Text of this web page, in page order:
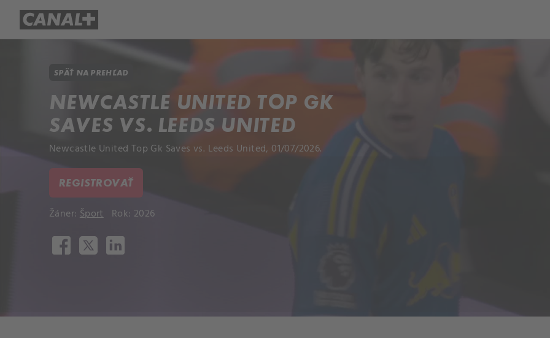
SPÄŤ NA PREHĽAD
NEWCASTLE UNITED TOP GK
SAVES VS. LEEDS UNITED
Newcastle United Top Gk Saves vs. Leeds United, 01/07/2026.
REGISTROVAŤ
Žáner: Šport Rok: 2026